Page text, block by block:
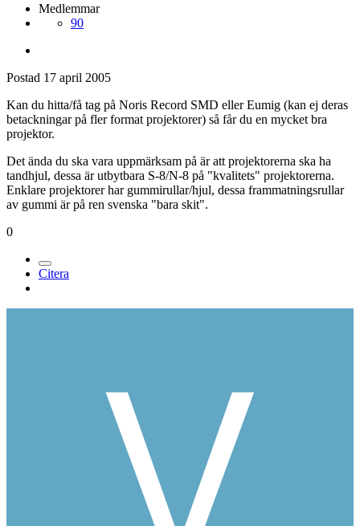
Medlemmar
90
Postad 17 april 2005
Kan du hitta/få tag på Noris Record SMD eller Eumig (kan ej deras
betackningar på fler format projektorer) så får du en mycket bra
projektor.
Det ända du ska vara uppmärksam på är att projektorerna ska ha
tandhjul, dessa är utbytbara S-8/N-8 på "kvalitets" projektorerna.
Enklare projektorer har gummirullar/hjul, dessa frammatningsrullar
av gummi är på ren svenska "bara skit".
0
Citera